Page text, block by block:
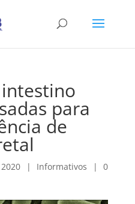
para
de
| Informativos |0